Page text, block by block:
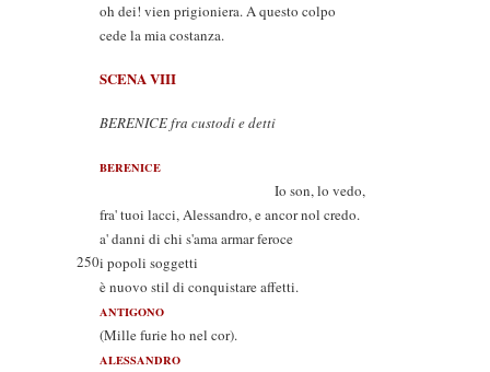
oh dei! vien prigioniera. A questo colpo
cede la mia costanza.
SCENA VIII
BERENICE fra custodi e detti
BERENICE
Io son, lo vedo,
fra' tuoi lacci, Alessandro, e ancor nol credo.
a' danni di chi s'ama armar feroce
250i popoli soggetti
è nuovo stil di conquistare affetti.
ANTIGONO
(Mille furie ho nel cor).
ALESSANDRO